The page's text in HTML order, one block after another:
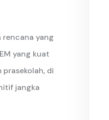
rencana yang
yang kuat
di
jangka